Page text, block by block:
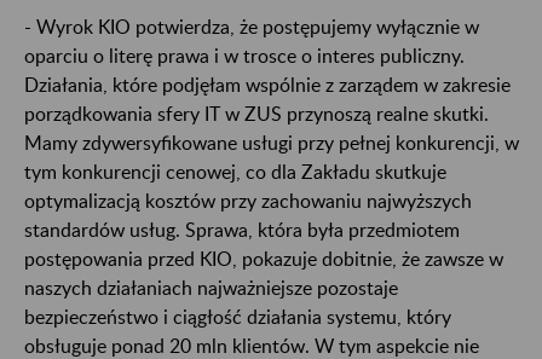
- Wyrok KIO potwierdza, że postępujemy wyłącznie w
oparciu o literę prawa i w trosce o interes publiczny.
Działania, które podjęłam wspólnie z zarządem w zakresie
porządkowania sfery IT w ZUS przynoszą realne skutki.
Mamy zdywersyfikowane usługi przy pełnej konkurencji, w
tym konkurencji cenowej, co dla Zakładu skutkuje
optymalizacją kosztów przy zachowaniu najwyższych
standardów usług. Sprawa, która była przedmiotem
postępowania przed KIO, pokazuje dobitnie, że zawsze w
naszych działaniach najważniejsze pozostaje
bezpieczeństwo i ciągłość działania systemu, który
obsługuje ponad 20 mln klientów. W tym aspekcie nie